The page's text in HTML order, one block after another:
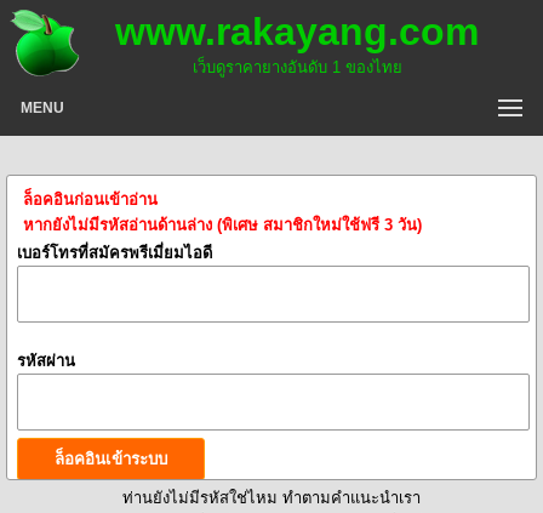
www.rakayang.com
เว็บดูราคายางอันดับ 1 ของไทย
MENU
ล็อคอินก่อนเข้าอ่าน
หากยังไม่มีรหัสอ่านด้านล่าง (พิเศษ สมาชิกใหม่ใช้ฟรี 3 วัน)
เบอร์โทรที่สมัครพรีเมี่ยมไอดี
รหัสผ่าน
ท่านยังไม่มีรหัสใช่ไหม ทำตามคำแนะนำเรา